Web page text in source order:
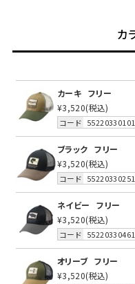
カ
カーキ フリー
¥3,520(税込)
コード
ブラック
フリー
¥3,520(税込)
コード
ネイビー
フリー
¥3,520(税込)
コード
オリーブ フリー
¥3,520(税込)